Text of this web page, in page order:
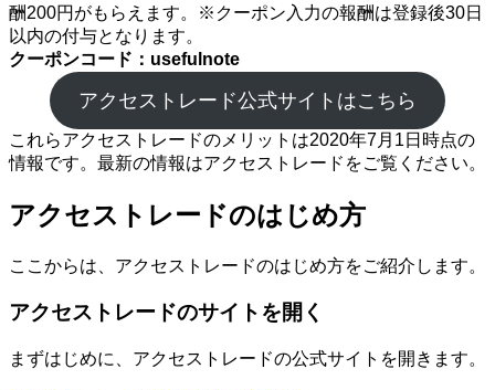
酬200円がもらえます。※クーポン入力の報酬は登録後30日
以内の付与となります。
クーポンコード：usefulnote
アクセストレード公式サイトはこちら
これらアクセストレードのメリットは2020年7月1日時点の
情報です。最新の情報はアクセストレードをご覧ください。
アクセストレードのはじめ方
ここからは、アクセストレードのはじめ方をご紹介します。
アクセストレードのサイトを開く
まずはじめに、アクセストレードの公式サイトを開きます。